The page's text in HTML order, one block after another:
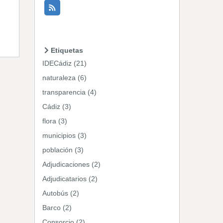
Etiquetas
IDECádiz (21)
naturaleza (6)
transparencia (4)
Cádiz (3)
flora (3)
municipios (3)
población (3)
Adjudicaciones (2)
Adjudicatarios (2)
Autobús (2)
Barco (2)